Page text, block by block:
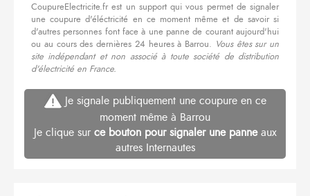
CoupureElectricite.fr est un support qui vous permet de signaler
une coupure d'éléctricité en ce moment même et de savoir si
d'autres personnes font face à une panne de courant aujourd'hui
ou au cours des dernières 24 heures à Barrou. Vous êtes sur un
site indépendant et non associé à toute société de distribution
d'électricité en France.
Je signale publiquement une coupure en ce
moment même à Barrou
Je clique sur ce bouton pour signaler une panneaux
autres Internautes